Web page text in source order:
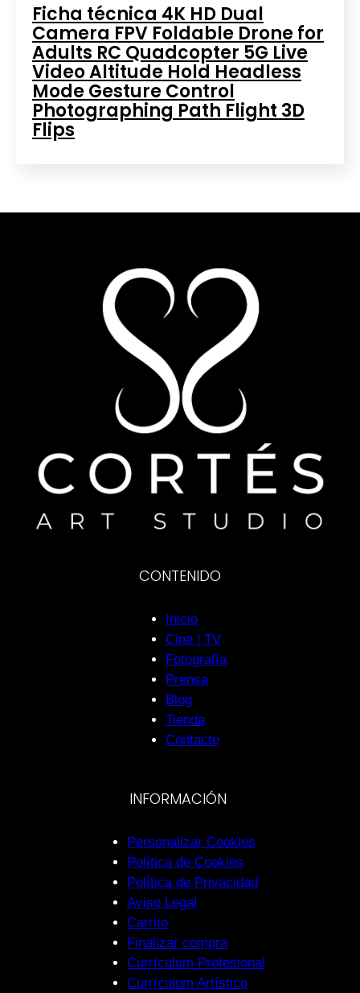
Ficha técnica 4K HD Dual
Camera FPV Foldable Drone for
Adults RC Quadcopter 5G Live
Video Altitude Hold Headless
Mode Gesture Control
Photographing Path Flight 3D
Flips
CONTENIDO
Inicio
Cine | TV
Fotografía
Prensa
Blog
Tienda
Contacto
INFORMACIÓN
Personalizar Cookies
Política de Cookies
Política de Privacidad
Aviso Legal
Carrito
Finalizar compra
Currículum Profesional
Currículum Artístico